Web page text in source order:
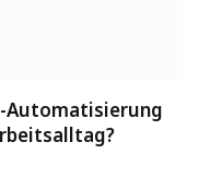
Automatisierung